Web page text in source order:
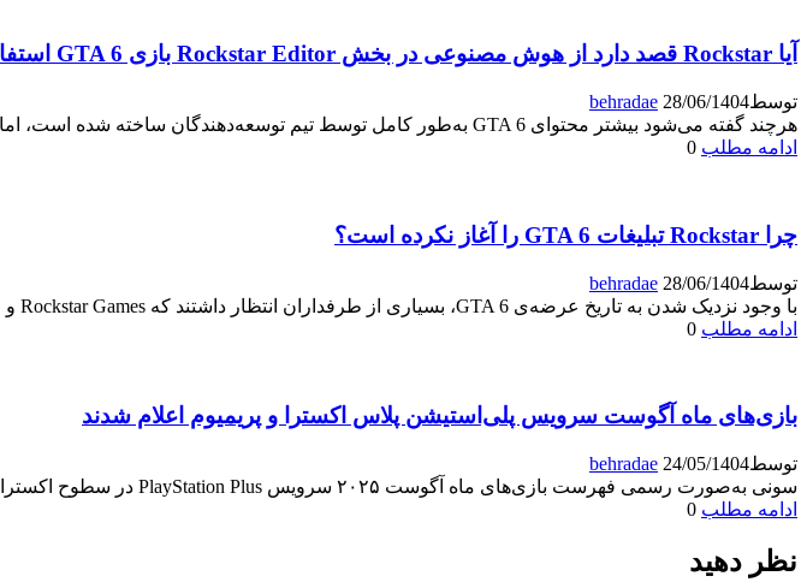
آیا Rockstar قصد دارد از هوش مصنوعی در بخش Rockstar Editor بازی GTA 6 استفاده کند؟
توسط behradae 28/06/1404
هرچند گفته می‌شود بیشتر محتوای GTA 6 به‌طور کامل توسط تیم توسعه‌دهندگان ساخته شده است، اما برخی طرفداران
ادامه مطلب 0
چرا Rockstar تبلیغات GTA 6 را آغاز نکرده است؟
توسط behradae 28/06/1404
با وجود نزدیک شدن به تاریخ عرضه‌ی GTA 6، بسیاری از طرفداران انتظار داشتند که Rockstar Games و
ادامه مطلب 0
بازی‌های ماه آگوست سرویس پلی‌استیشن پلاس اکسترا و پریمیوم اعلام شدند
توسط behradae 24/05/1404
سونی به‌صورت رسمی فهرست بازی‌های ماه آگوست ۲۰۲۵ سرویس PlayStation Plus در سطوح اکسترا و پریمیوم را اعلام
ادامه مطلب 0
نظر دهید